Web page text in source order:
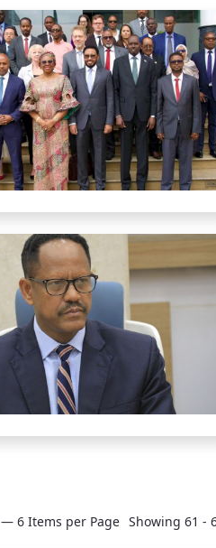
— 6 Items per Page Showing 61 -